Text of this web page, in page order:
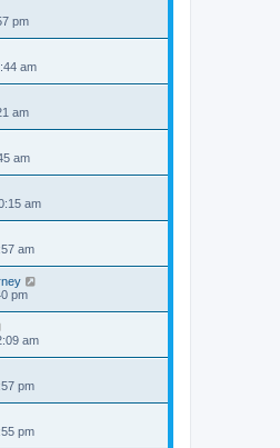
pm
am
am
am
am
am
pm
am
pm
pm